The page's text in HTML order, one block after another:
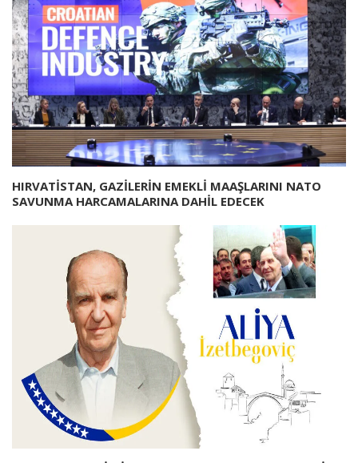
HIRVATİSTAN, GAZİLERİN EMEKLİ MAAŞLARINI NATO
SAVUNMA HARCAMALARINA DAHİL EDECEK